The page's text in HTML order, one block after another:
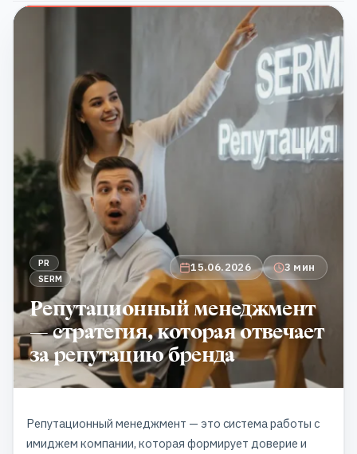
PR
SERM
15.06.2026 3 мин
Репутационный менеджмент
— стратегия, которая отвечает
за репутацию бренда
Репутационный менеджмент — это система работы с
имиджем компании, которая формирует доверие и